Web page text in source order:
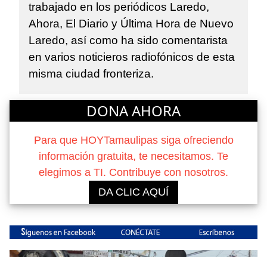
trabajado en los periódicos Laredo,
Ahora, El Diario y Última Hora de Nuevo
Laredo, así como ha sido comentarista
en varios noticieros radiofónicos de esta
misma ciudad fronteriza.
DONA AHORA
Para que HOYTamaulipas siga ofreciendo
información gratuita, te necesitamos. Te
elegimos a TI. Contribuye con nosotros.
DA CLIC AQUÍ